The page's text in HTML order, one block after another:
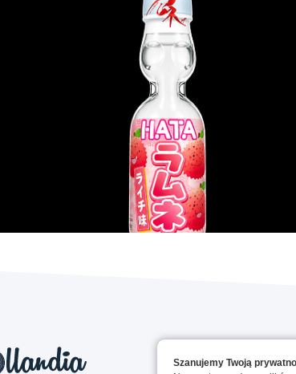
Szanujemy Twoją